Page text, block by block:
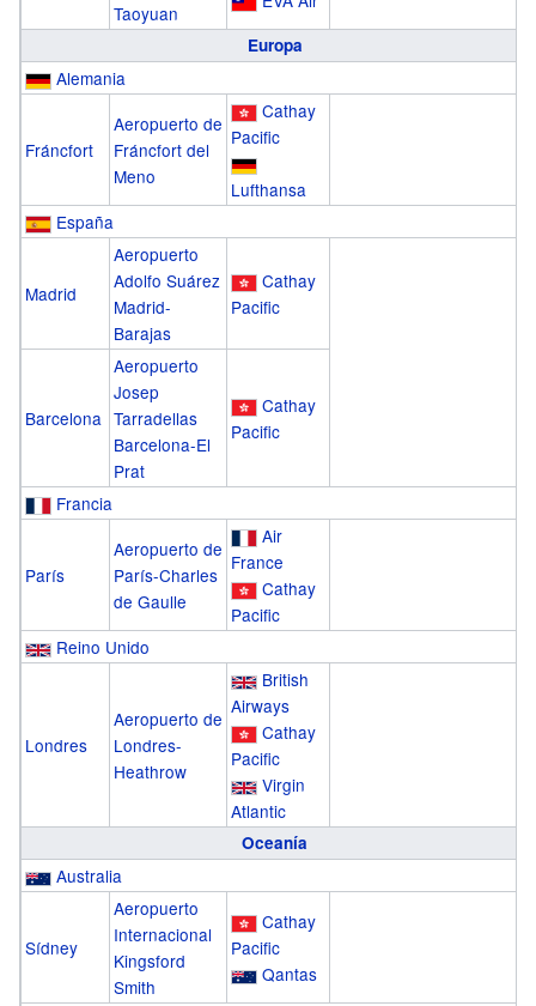
Taoyuan
Europa
Alemania
Fráncfort
Aeropuerto de
Fráncfort del
Meno
Cathay
Pacific
Lufthansa
España
Madrid
Aeropuerto
Adolfo Suárez
Madrid-
Barajas
Cathay
Pacific
Barcelona
Aeropuerto
Josep
Tarradellas
Barcelona-El
Prat
Cathay
Pacific
Francia
París
Aeropuerto de
París-Charles
de Gaulle
Air
France
Cathay
Pacific
Reino Unido
Londres
Aeropuerto de
Londres-
Heathrow
British
Airways
Cathay
Pacific
Virgin
Atlantic
Oceanía
Australia
Sídney
Aeropuerto
Internacional
Kingsford
Smith
Cathay
Pacific
Qantas